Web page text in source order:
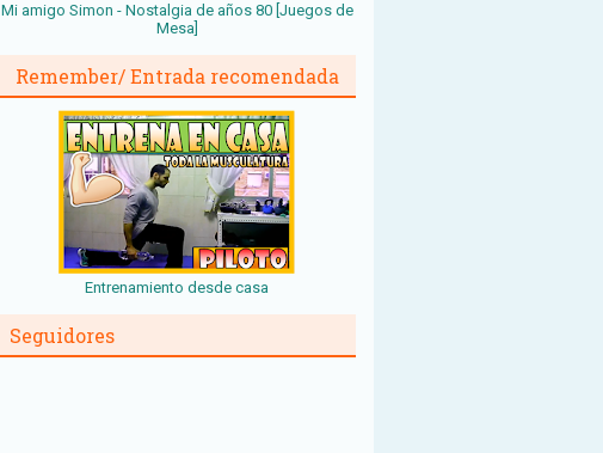
Mi amigo Simon - Nostalgia de años 80 [Juegos de
Mesa]
Remember/ Entrada recomendada
Entrenamiento desde casa
Seguidores